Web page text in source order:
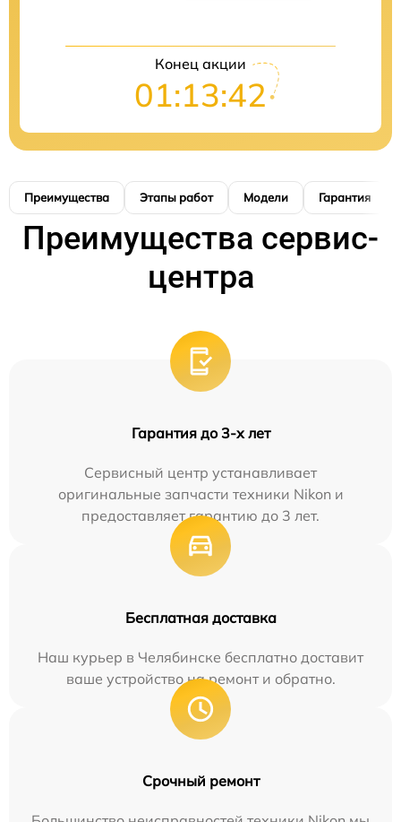
Конец акции
01:13:40
Преимущества Этапы работ Модели Гарантия
Преимущества сервис-
центра
Гарантия до 3-х лет
Сервисный центр устанавливает
оригинальные запчасти техники Nikon и
предоставляет гарантию до 3 лет.
Бесплатная доставка
Наш курьер в Челябинске бесплатно доставит
ваше устройство на ремонт и обратно.
Срочный ремонт